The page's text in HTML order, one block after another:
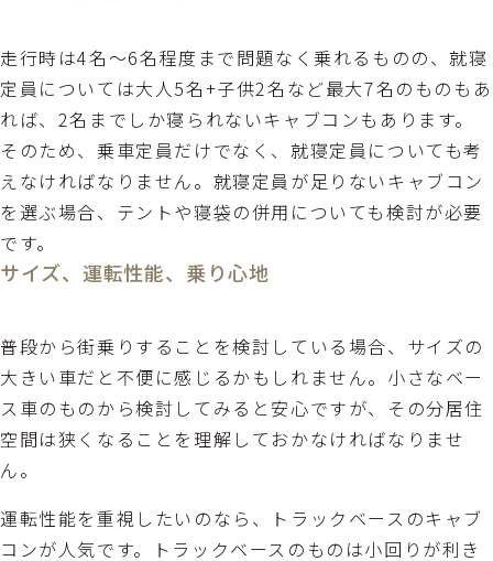
走行時は4名～6名程度まで問題なく乗れるものの、就寝
定員については大人5名+子供2名など最大7名のものもあ
れば、2名までしか寝られないキャブコンもあります。
そのため、乗車定員だけでなく、就寝定員についても考
えなければなりません。就寝定員が足りないキャブコン
を選ぶ場合、テントや寝袋の併用についても検討が必要
です。
サイズ、運転性能、乗り心地
普段から街乗りすることを検討している場合、サイズの
大きい車だと不便に感じるかもしれません。小さなベー
ス車のものから検討してみると安心ですが、その分居住
空間は狭くなることを理解しておかなければなりませ
ん。
運転性能を重視したいのなら、トラックベースのキャブ
コンが人気です。トラックベースのものは小回りが利き